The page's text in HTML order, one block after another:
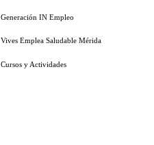
Generación IN Empleo
Vives Emplea Saludable Mérida
Cursos y Actividades